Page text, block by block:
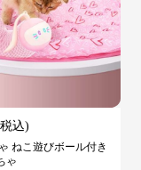
込)
ねこ遊びボール付き
ゃ